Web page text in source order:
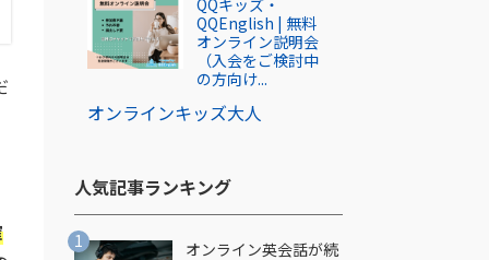
オンラインキッズ大人
QQキッズ・
QQEnglish | 無料
オンライン説明会
（入会をご検討中
の方向け...
人気記事ランキング​
オンライン英会話が続